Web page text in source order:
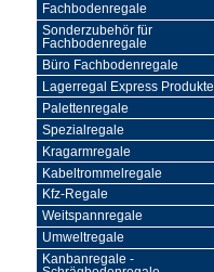
Fachbodenregale
Sonderzubehör für
Fachbodenregale
Büro Fachbodenregale
Lagerregal Express Produkte
Palettenregale
Spezialregale
Kragarmregale
Kabeltrommelregale
Kfz-Regale
Weitspannregale
Umweltregale
Kanbanregale -